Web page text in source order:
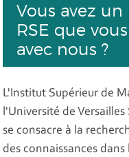
Vous avez
RSE que
avec nous ?
L'Institut Supérieur de
l'Université de
se consacre à la
des connaissances